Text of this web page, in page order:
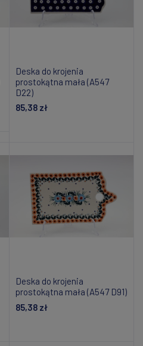
Deska do krojenia
prostokątna mała (A547
D22)
85,38 zł
Deska do krojenia
prostokątna mała (A547 D91)
85,38 zł